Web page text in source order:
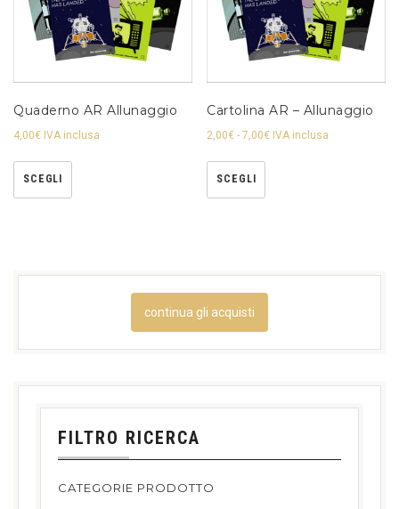
Quaderno AR Allunaggio
4,00€ IVA inclusa
SCEGLI
Cartolina AR – Allunaggio
2,00€ - 7,00€ IVA inclusa
SCEGLI
continua gli acquisti
FILTRO RICERCA
CATEGORIE PRODOTTO